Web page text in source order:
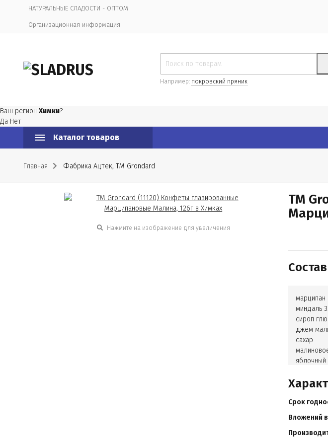
НАТУРАЛЬНЫЕ СЛАДОСТИ - ОПТОМ
Организационная информация
Например: покровский пряник
Ваш регион Химки?
Да Нет
Каталог товаров
Главная Фабрика Ацтек, ТМ Grondard
Нажмите на изображение для увеличения
TM
Состав
марципан
миндаль
сироп
джем
сахар
яблочный
агент
спирт
Срок
Вложений